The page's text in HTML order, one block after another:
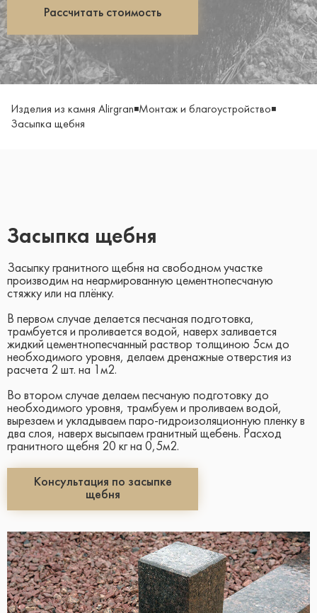
Рассчитать стоимость
Изделия из камня Alirgran◾Монтаж и благоустройство◾
Засыпка щебня
Засыпка щебня
Засыпку гранитного щебня на свободном участке
производим на неармированную цементнопесчаную
стяжку или на плёнку.
В первом случае делается песчаная подготовка,
трамбуется и проливается водой, наверх заливается
жидкий цементнопесчанный раствор толщиною 5см до
необходимого уровня, делаем дренажные отверстия из
расчета 2 шт. на 1м2.
Во втором случае делаем песчаную подготовку до
необходимого уровня, трамбуем и проливаем водой,
вырезаем и укладываем паро-гидроизоляционную пленку в
два слоя, наверх высыпаем гранитный щебень. Расход
гранитного щебня 20 кг на 0,5м2.
Консультация по засыпке
щебня